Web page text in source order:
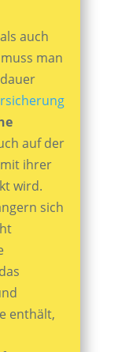
als auch
man
auf der
ihrer
wird.
sich
enthält,